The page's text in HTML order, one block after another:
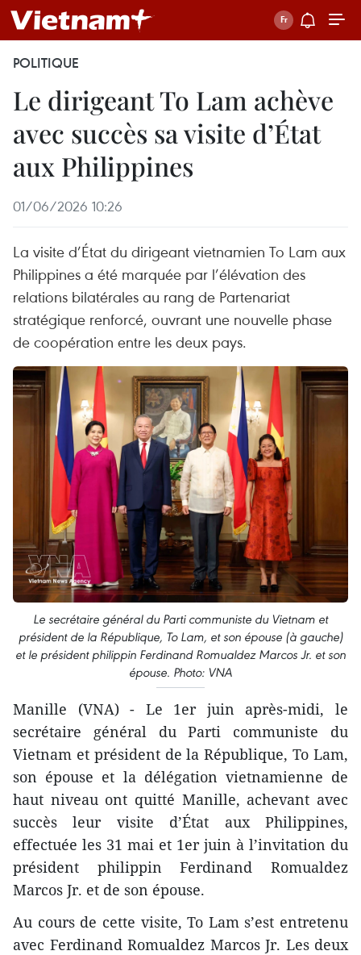
POLITIQUE
Le dirigeant To Lam achève
avec succès sa visite d’État
aux Philippines
01/06/2026 10:26
La visite d’État du dirigeant vietnamien To Lam aux
Philippines a été marquée par l’élévation des
relations bilatérales au rang de Partenariat
stratégique renforcé, ouvrant une nouvelle phase
de coopération entre les deux pays.
Le secrétaire général du Parti communiste du Vietnam et
président de la République, To Lam, et son épouse (à gauche)
et le président philippin Ferdinand Romualdez Marcos Jr. et son
épouse. Photo: VNA
Manille (VNA) - Le 1er juin après-midi, le
secrétaire général du Parti communiste du
Vietnam et président de la République, To Lam,
son épouse et la délégation vietnamienne de
haut niveau ont quitté Manille, achevant avec
succès leur visite d’État aux Philippines,
effectuée les 31 mai et 1er juin à l’invitation du
président philippin Ferdinand Romualdez
Marcos Jr. et de son épouse.
Au cours de cette visite, To Lam s’est entretenu
avec Ferdinand Romualdez Marcos Jr. Les deux